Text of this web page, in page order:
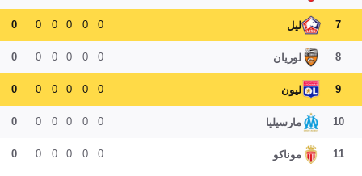
7 ليل 0
0
0
0
0
0
8 لوريان 0
0
0
0
0
0
9 ليون 0
0
0
0
0
0
10 مارسيليا 0
0
0
0
0
0
11 موناكو 0
0
0
0
0
0